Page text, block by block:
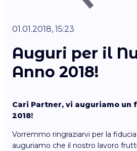
01.01.2018, 15:23
Auguri per il
Anno 2018!
Cari Partner, vi auguriamo un
2018!
Vorremmo ringraziarvi per la
auguriamo che il nostro lavoro